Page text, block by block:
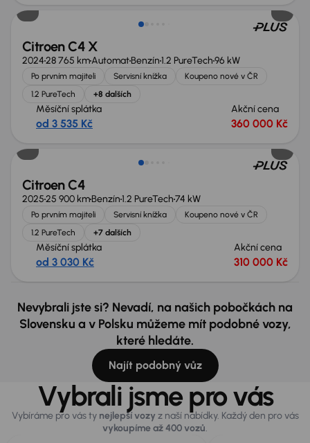
Citroen C4 X
202428 765 kmAutomatBenzín1.2 PureTech96 kW
Po prvním majiteli Servisní knížka
Koupeno nové v ČR
1.2 PureTech
+8 dalších
Měsíční splátka
od 3 535 Kč
Akční cena
360 000 Kč
Možnost odpočtu DPH
Citroen C4
202525 900 kmBenzín1.2 PureTech74 kW
Po prvním majiteli Servisní knížka
Koupeno nové v ČR
1.2 PureTech
+7 dalších
Měsíční splátka
od 3 030 Kč
Akční cena
310 000 Kč
Nevybrali jste si? Nevadí, na našich pobočkách na
Slovensku a v Polsku můžeme mít podobné vozy,
které hledáte.
Najít podobný vůz
Vybrali jsme pro vás
Vybíráme pro vás ty nejlepší vozy z naší nabídky. Každý den pro vás
vykoupíme až 400 vozů.